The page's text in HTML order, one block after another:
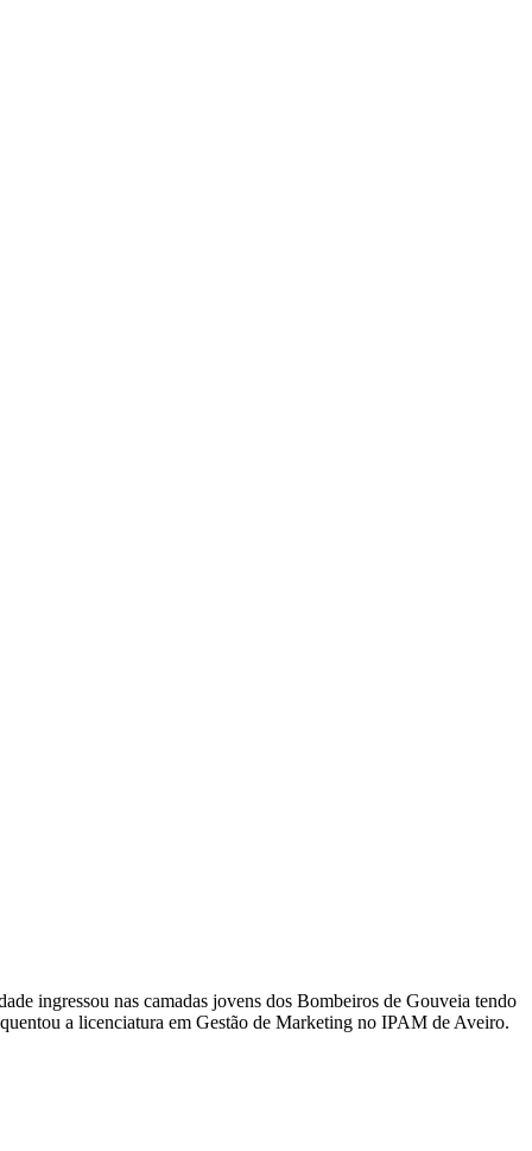
ingressou nas camadas jovens dos Bombeiros de Gouveia tendo
a licenciatura em Gestão de Marketing no IPAM de Aveiro.